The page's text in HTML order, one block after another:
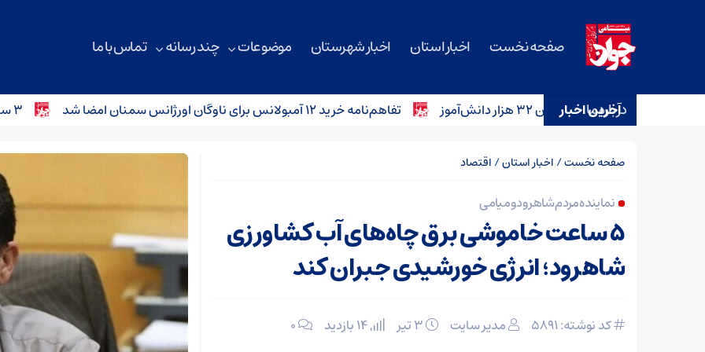
صفحه نخست اخبار استان اخبار شهرستان موضوعات چند رسانه تماس با ما
درباره ما
آخرین اخبار تفاهم‌نامه خرید ۱۲ آمبولانس برای ناوگان اورژانس سمنان امضا شد ۳ سانحه رانندگی در محورهای استان سمنان؛ کودک ۴ ساله جان باخت
صفحه نخست/ اخبار استان/ اقتصاد
نماینده مردم شاهرود و میامی
۵ ساعت خاموشی برق چاه‌های آب کشاورزی
شاهرود؛ انرژی خورشیدی جبران کند
کد نوشته: 5891 مدیر سایت ۰